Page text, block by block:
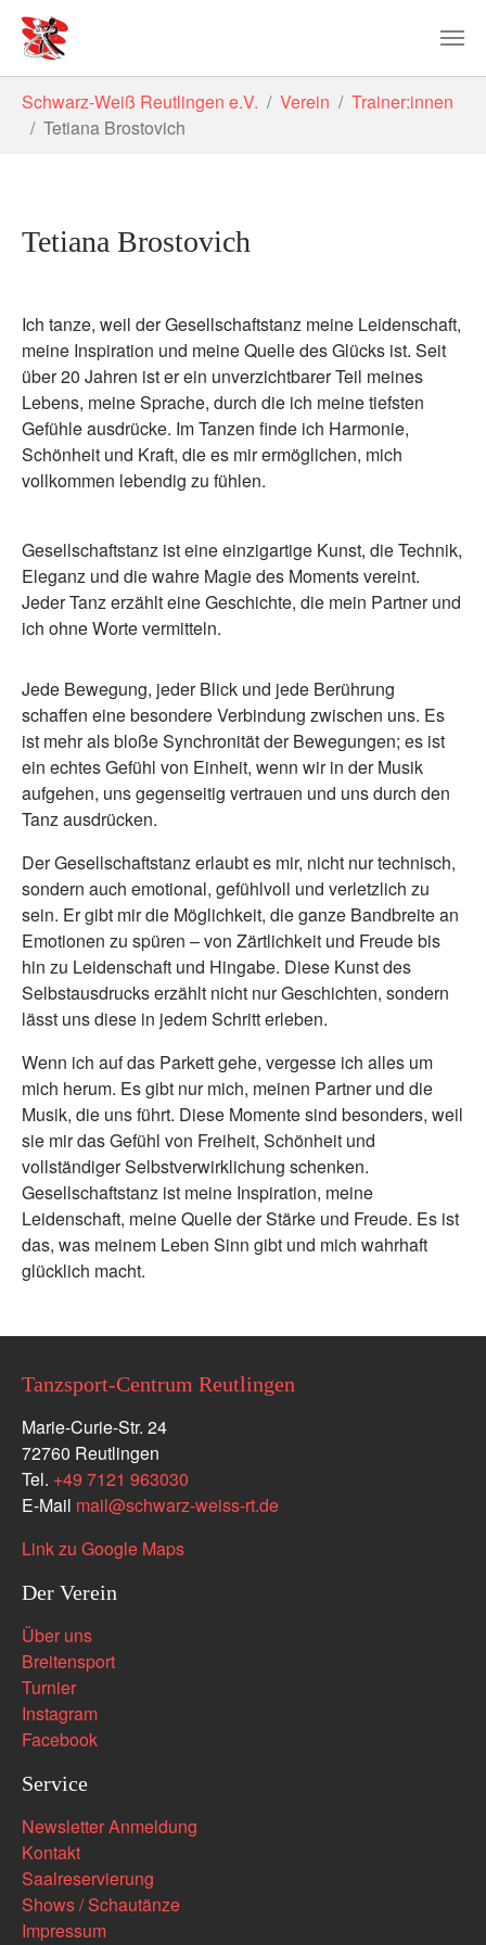
Schwarz-Weiß Reutlingen e.V. Verein
Trainer:innen
Tetiana Brostovich
Tetiana Brostovich
Ich tanze, weil der Gesellschaftstanz meine Leidenschaft,
meine Inspiration und meine Quelle des Glücks ist. Seit
über 20 Jahren ist er ein unverzichtbarer Teil meines
Lebens, meine Sprache, durch die ich meine tiefsten
Gefühle ausdrücke. Im Tanzen finde ich Harmonie,
Schönheit und Kraft, die es mir ermöglichen, mich
vollkommen lebendig zu fühlen.
Gesellschaftstanz ist eine einzigartige Kunst, die Technik,
Eleganz und die wahre Magie des Moments vereint.
Jeder Tanz erzählt eine Geschichte, die mein Partner und
ich ohne Worte vermitteln.
Jede Bewegung, jeder Blick und jede Berührung
schaffen eine besondere Verbindung zwischen uns. Es
ist mehr als bloße Synchronität der Bewegungen; es ist
ein echtes Gefühl von Einheit, wenn wir in der Musik
aufgehen, uns gegenseitig vertrauen und uns durch den
Tanz ausdrücken.
Der Gesellschaftstanz erlaubt es mir, nicht nur technisch,
sondern auch emotional, gefühlvoll und verletzlich zu
sein. Er gibt mir die Möglichkeit, die ganze Bandbreite an
Emotionen zu spüren – von Zärtlichkeit und Freude bis
hin zu Leidenschaft und Hingabe. Diese Kunst des
Selbstausdrucks erzählt nicht nur Geschichten, sondern
lässt uns diese in jedem Schritt erleben.
Wenn ich auf das Parkett gehe, vergesse ich alles um
mich herum. Es gibt nur mich, meinen Partner und die
Musik, die uns führt. Diese Momente sind besonders, weil
sie mir das Gefühl von Freiheit, Schönheit und
vollständiger Selbstverwirklichung schenken.
Gesellschaftstanz ist meine Inspiration, meine
Leidenschaft, meine Quelle der Stärke und Freude. Es ist
das, was meinem Leben Sinn gibt und mich wahrhaft
glücklich macht.
Tanzsport-Centrum Reutlingen
Marie-Curie-Str. 24
72760 Reutlingen
Tel. +49 7121 963030
E-Mail mail@schwarz-weiss-rt.de
Link zu Google Maps
Der Verein
Über uns
Breitensport
Turnier
Instagram
Facebook
Service
Newsletter Anmeldung
Kontakt
Saalreservierung
Shows / Schautänze
Impressum